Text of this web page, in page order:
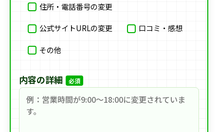
住所・電話番号の変更
公式サイトURLの変更 口コミ・感想
その他
内容の詳細 必須